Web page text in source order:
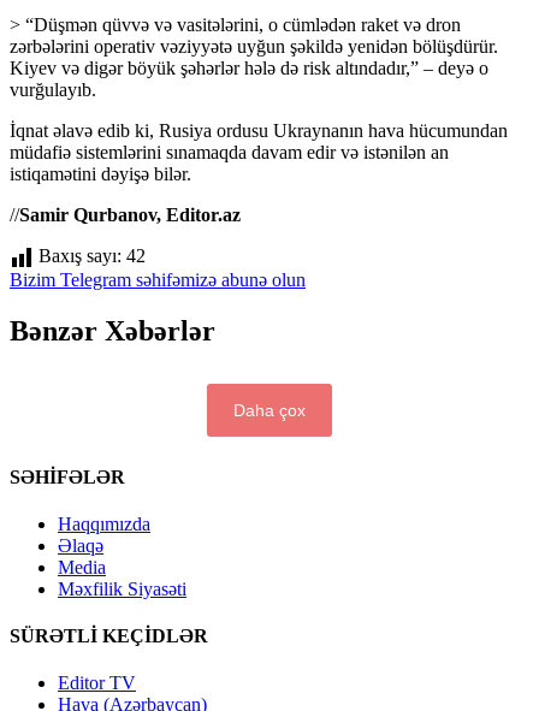
> “Düşmən qüvvə və vasitələrini, o cümlədən raket və dron
zərbələrini operativ vəziyyətə uyğun şəkildə yenidən bölüşdürür.
Kiyev və digər böyük şəhərlər hələ də risk altındadır,” – deyə o
vurğulayıb.
İqnat əlavə edib ki, Rusiya ordusu Ukraynanın hava hücumundan
müdafiə sistemlərini sınamaqda davam edir və istənilən an
istiqamətini dəyişə bilər.
//Samir Qurbanov, Editor.az
Baxış sayı: 42
Bizim Telegram səhifəmizə abunə olun
Bənzər Xəbərlər
Daha çox
SƏHİFƏLƏR
Haqqımızda
Əlaqə
Media
Məxfilik Siyasəti
SÜRƏTLİ KEÇİDLƏR
Editor TV
Hava (Azərbaycan)